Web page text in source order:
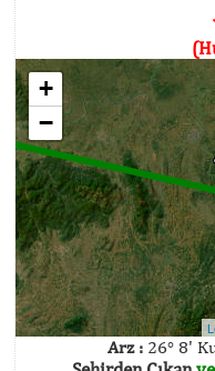
+
−
Arz : 26° 8'